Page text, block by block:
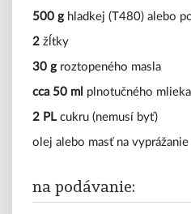
blog
500 g hladkej (T480) alebo
2 žĺtky
30 g roztopeného masla
cca 50 ml plnotučného
2 PL cukru (nemusí byť)
olej alebo masť na vyprážanie
na podávanie: